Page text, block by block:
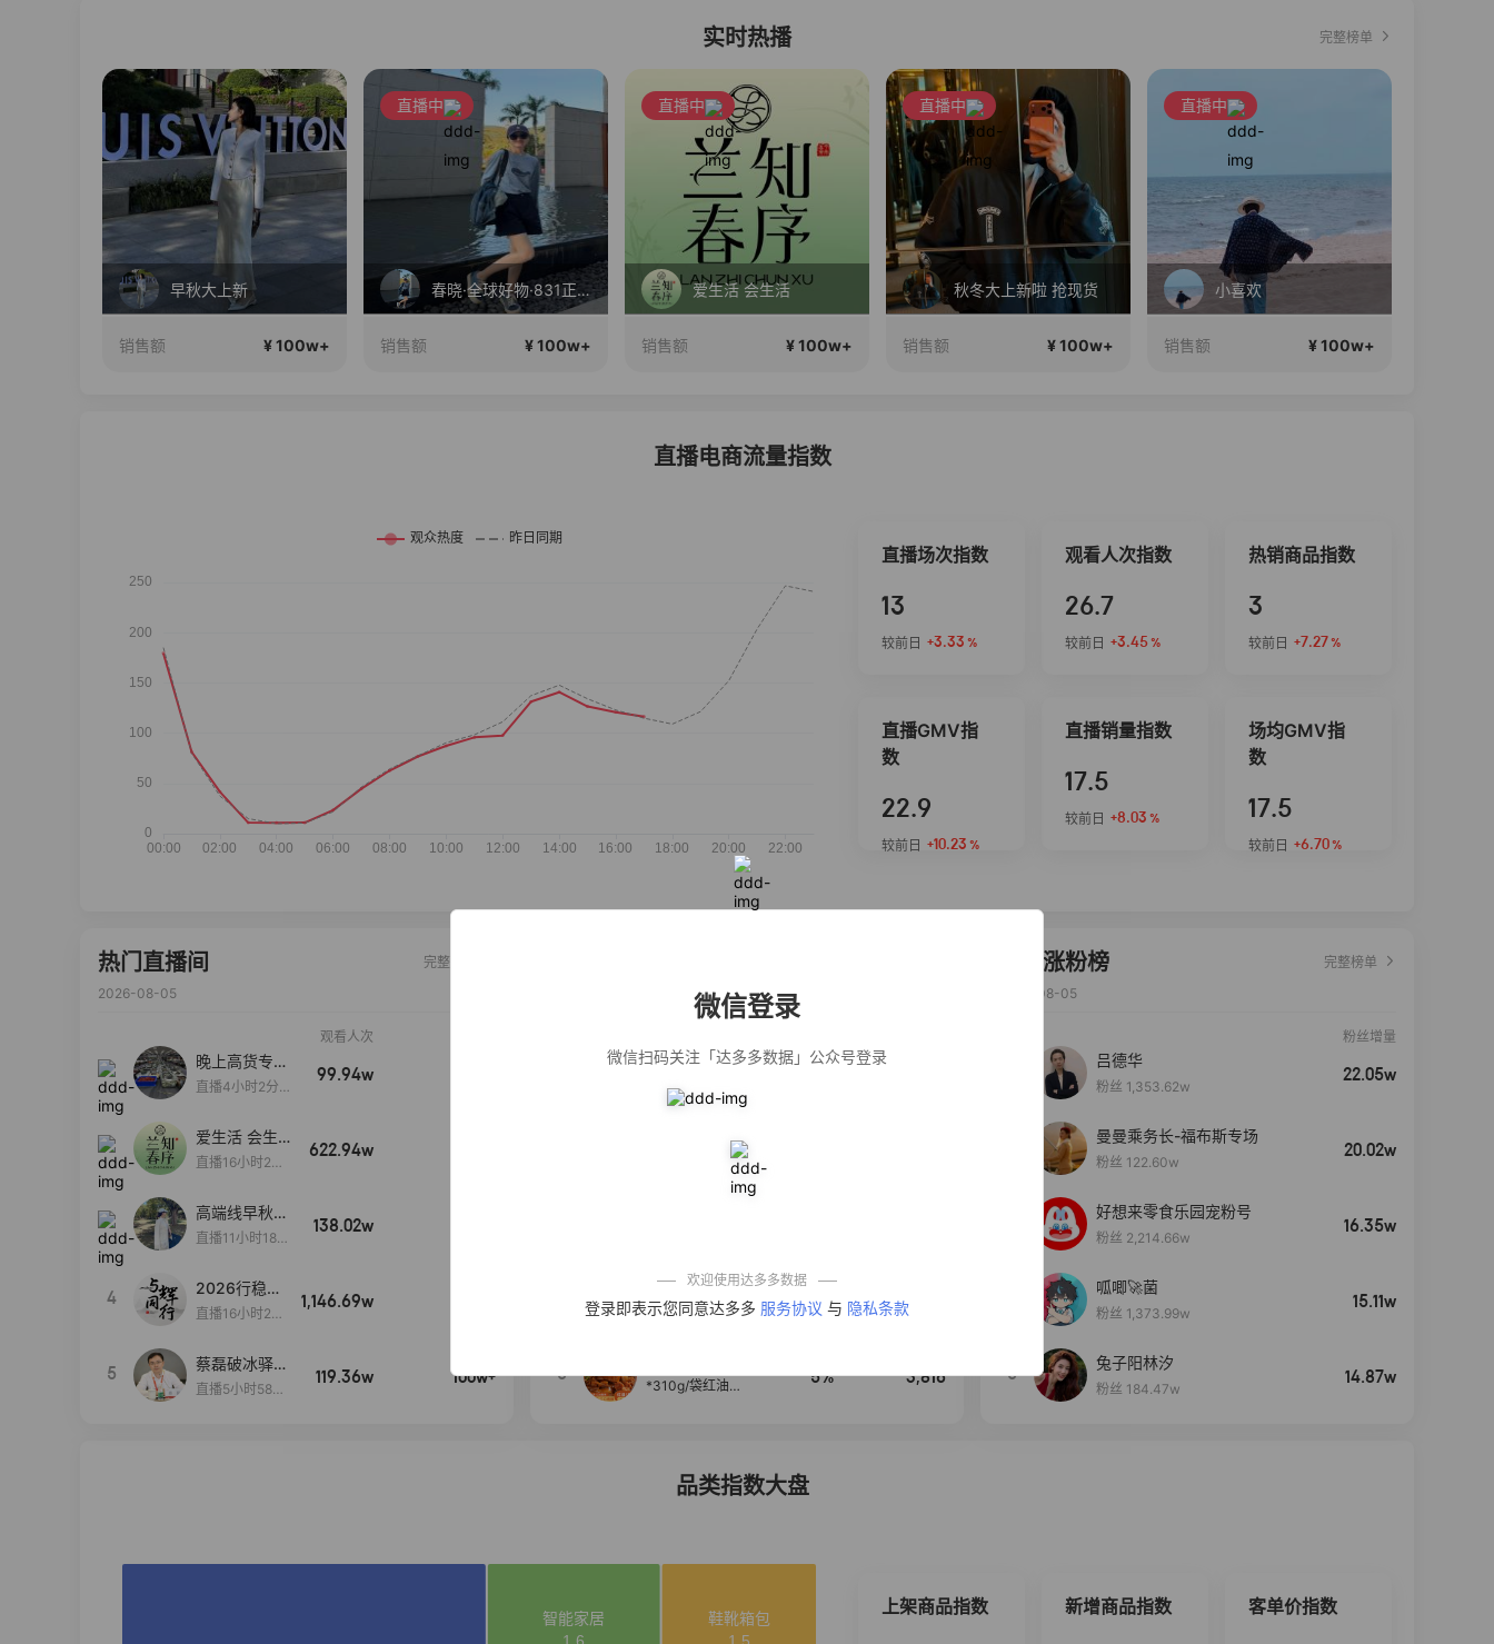
微信登录
微信扫码关注「达多多数据」公众号登录
欢迎使用达多多数据
登录即表示您同意达多多 服务协议 与 隐私条款
实时热播 完整榜单
早秋大上新
销售额 ¥ 100w+
直播中
春晓·全球好物·831正在直播
销售额 ¥ 100w+
直播中
爱生活 会生活
销售额 ¥ 100w+
直播中
秋冬大上新啦 抢现货
销售额 ¥ 100w+
直播中
小喜欢
销售额 ¥ 100w+
直播电商流量指数
直播场次指数
13
较前日 +3.33 %
观看人次指数
26.7
较前日 +3.45 %
热销商品指数
3
较前日 +7.27%
直播GMV指
数
22.9
较前日 +10.23 %
直播销量指数
17.5
较前日 +8.03 %
场均GMV指
数
17.5
较前日 +6.70%
热门直播间
完整榜单
2026-08-05
观看人次
晚上高货专场
大放漏
直播4小时2分5
99.94w
爱生活 会生
活
直播16小时24
622.94w
高端线早秋现
货首发
直播11小时18分
138.02w
4
2026行稳致
远
直播16小时20
1,146.69w
5
蔡磊破冰驿站
直播间好物分
直播5小时58分
119.36w 100w+
【净浮生】油污
重油污去油王污
公仔牌顽渍净洗
衣粉轻松搓洗去
污渍除菌除螨3倍
洁净去渍家用去
料袋厨房抽绳式
一品欢【10包鲜
凉皮】红油麻酱
10% 4,286
5
*310g/袋红油麻
5% 3,816
达人涨粉榜
完整榜单
2026-08-05
粉丝增量
吕德华
粉丝 1,353.62w
22.05w
曼曼乘务长-福布斯专场
粉丝 122.60w
20.02w
好想来零食乐园宠粉号
粉丝 2,214.66w
16.35w
呱唧🚀菌
粉丝 1,373.99w
15.11w
5
兔子阳林汐
粉丝 184.47w
14.87w
品类指数大盘
上架商品指数 新增商品指数 客单价指数